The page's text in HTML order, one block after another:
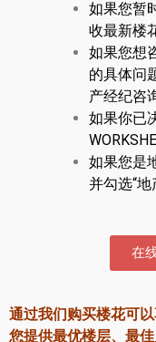
楼花地图
楼花转让专区
多伦多市中心楼花
怡陶碧谷社区介绍
怡陶碧谷楼花项目
密西沙加楼花项目
如果您暂
收最新楼
如果您想
的具体问
产经纪咨
如果你已
如果您是
并勾选“地
在
通过我们购买楼花可
您提供最优楼层、最